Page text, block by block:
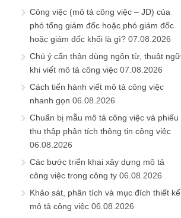
Công việc (mô tả công việc – JD) của
phó tổng giám đốc hoặc phó giám đốc
hoặc giám đốc khối là gì? 07.08.2026
Chú ý cẩn thận dùng ngôn từ, thuật ngữ
khi viết mô tả công việc 07.08.2026
Cách tiến hành viết mô tả công việc
nhanh gọn 06.08.2026
Chuẩn bị mẫu mô tả công việc và phiếu
thu thập phân tích thông tin công việc
06.08.2026
Các bước triển khai xây dựng mô tả
công việc trong công ty 06.08.2026
Khảo sát, phân tích và mục đích thiết kế
mô tả công việc 06.08.2026